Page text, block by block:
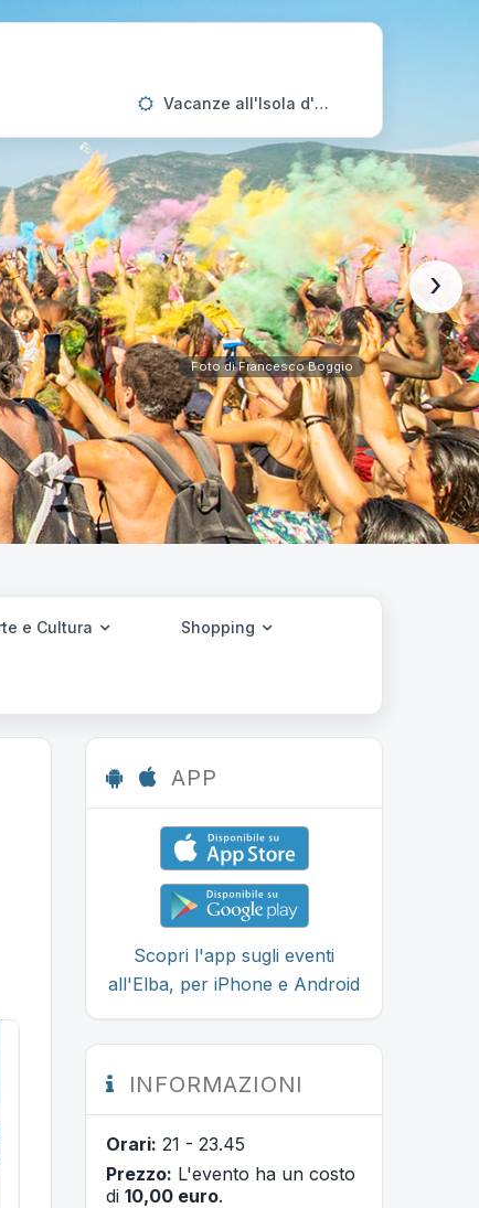
Vacanze all'Isola d'Elba
Foto di Francesco Boggio
›
e Cultura Shopping
APP
Scopri l'app sugli eventi
all'Elba, per iPhone e Android
INFORMAZIONI
Orari: 21 - 23.45
Prezzo: L'evento ha un costo
di 10,00 euro.